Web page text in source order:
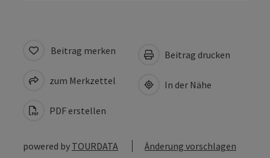
Beitrag merken
zum Merkzettel
PDF erstellen
Beitrag drucken
In der Nähe
powered by TOURDATA Änderung vorschlagen